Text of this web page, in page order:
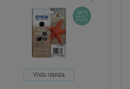
Vista rápida